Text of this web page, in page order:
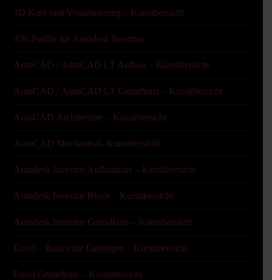
3D Kurs und Visualisierung – Kursübersicht
ASi-Profile für Autodesk Inventor
AutoCAD / AutoCAD LT Aufbau – Kursübersicht
AutoCAD / AutoCAD LT Grundkurs – Kursübersicht
AutoCAD Architecture – Kursübersicht
AutoCAD Mechanical- Kursübersicht
Autodesk Inventor Aufbaukurs – Kursübersicht
Autodesk Inventor Blech – Kursübersicht
Autodesk Inventor Grundkurs – Kursübersicht
Excel – Basics für Einsteiger – Kursübersicht
Excel Grundkurs – Kursübersicht